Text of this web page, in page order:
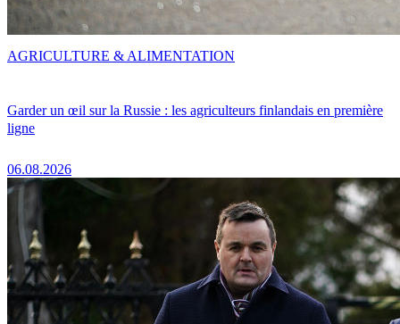
Garder un œil sur la Russie : les agriculteurs finlandais en première
ligne
06.08.2026
AGRICULTURE & ALIMENTATION